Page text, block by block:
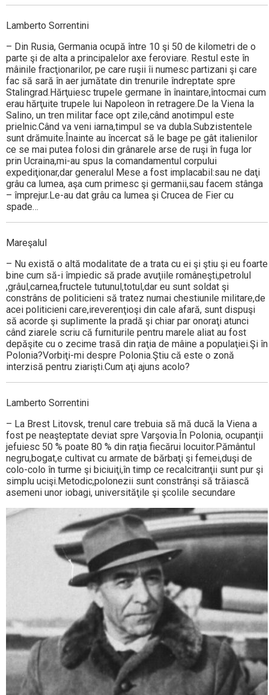
Lamberto Sorrentini
– Din Rusia, Germania ocupă între 10 şi 50 de kilometri de o
parte şi de alta a principalelor axe feroviare. Restul este în
mâinile fracţionarilor, pe care ruşii îi numesc partizani şi care
fac să sară în aer jumătate din trenurile îndreptate spre
Stalingrad.Hărţuiesc trupele germane în înaintare,întocmai cum
erau hărţuite trupele lui Napoleon în retragere.De la Viena la
Salino, un tren militar face opt zile,când anotimpul este
prielnic.Când va veni iarna,timpul se va dubla.Subzistentele
sunt drămuite.Înainte au încercat să le bage pe gât italienilor
ce se mai putea folosi din grânarele arse de ruşi în fuga lor
prin Ucraina,mi-au spus la comandamentul corpului
expediţionar,dar generalul Mese a fost implacabil:sau ne daţi
grâu ca lumea, aşa cum primesc şi germanii,sau facem stânga
– împrejur.Le-au dat grâu ca lumea şi Crucea de Fier cu
spade…
Mareşalul
– Nu există o altă modalitate de a trata cu ei şi ştiu şi eu foarte
bine cum să-i împiedic să prade avuţiile româneşti,petrolul
,grâul,carnea,fructele tutunul,totul,dar eu sunt soldat şi
constrâns de politicieni să tratez numai chestiunile militare,de
acei politicieni care,ireverenţioşi din cale afară, sunt dispuşi
să acorde şi suplimente la pradă şi chiar par onoraţi atunci
când ziarele scriu că furniturile pentru marele aliat au fost
depăşite cu o zecime trasă din raţia de mâine a populaţiei.Şi în
Polonia?Vorbiţi-mi despre Polonia.Ştiu că este o zonă
interzisă pentru ziarişti.Cum aţi ajuns acolo?
Lamberto Sorrentini
– La Brest Litovsk, trenul care trebuia să mă ducă la Viena a
fost pe neaşteptate deviat spre Varşovia.În Polonia, ocupanţii
jefuiesc 50 % poate 80 % din raţia fiecărui locuitor.Pământul
negru,bogat,e cultivat cu armate de bărbaţi şi femei,duşi de
colo-colo în turme şi biciuiţi,în timp ce recalcitranţii sunt pur şi
simplu ucişi.Metodic,polonezii sunt constrânşi să trăiască
asemeni unor iobagi, universităţile şi şcolile secundare